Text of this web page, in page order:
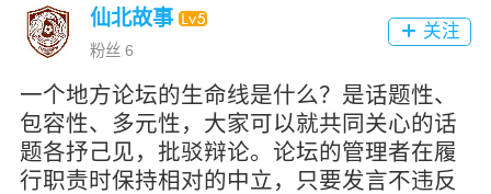
仙北故事
粉丝 6
 关注
一个地方论坛的生命线是什么？是话题性、
包容性、多元性，大家可以就共同关心的话
题各抒己见，批驳辩论。论坛的管理者在履
行职责时保持相对的中立，只要发言不违反